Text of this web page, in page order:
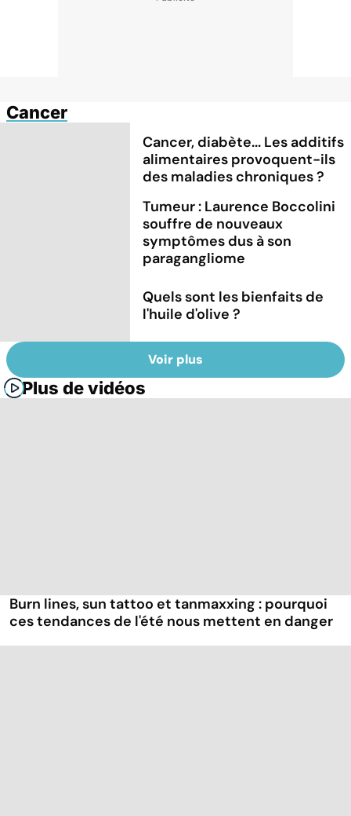
Cancer
Cancer, diabète... Les additifs
alimentaires provoquent-ils
des maladies chroniques ?
Tumeur : Laurence Boccolini
souffre de nouveaux
symptômes dus à son
paragangliome
Quels sont les bienfaits de
l'huile d'olive ?
Voir plus
Plus de vidéos
Burn lines, sun tattoo et tanmaxxing : pourquoi
ces tendances de l'été nous mettent en danger